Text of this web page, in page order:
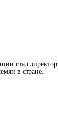
стал директор
в стране.